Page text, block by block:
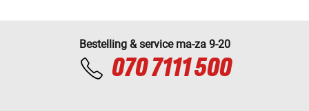
Bestelling & service ma-za 9-20
070 7111 500